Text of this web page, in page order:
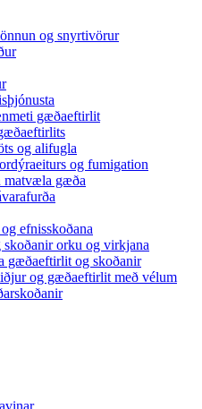
og snyrtivörur
gæðaeftirlit
og alifugla
og fumigation
matvæla gæða
efnisskoðana
orku og virkjana
gæðaeftirlit og skoðanir
og gæðaeftirlit með vélum